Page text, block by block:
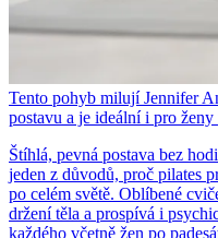
Tento pohyb milují Jennifer
postavu a je ideální i pro ženy
Štíhlá, pevná postava bez
jeden z důvodů, proč pilates
po celém světě. Oblíbené
držení těla a prospívá i
každého včetně žen po